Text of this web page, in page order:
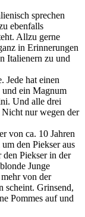
sprechen
ebenfalls
Allzu gerne
in Erinnerungen
Italienern zu und
Jede hat einen
und ein Magnum
Und alle drei
Nicht nur wegen der
von ca. 10 Jahren
den Piekser aus
Piekser in der
Junge
von der
scheint. Grinsend,
Pommes auf und